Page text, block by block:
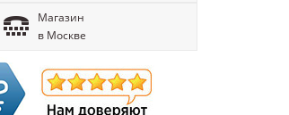
Магазин
в Москве